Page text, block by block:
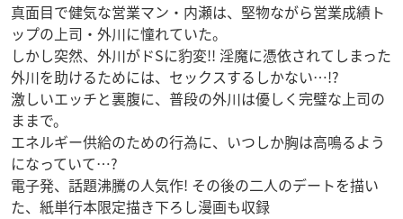
真面目で健気な営業マン・内瀬は、堅物ながら営業成績ト
ップの上司・外川に憧れていた。
しかし突然、外川がドSに豹変!! 淫魔に憑依されてしまった
外川を助けるためには、セックスするしかない…!?
激しいエッチと裏腹に、普段の外川は優しく完璧な上司の
ままで。
エネルギー供給のための行為に、いつしか胸は高鳴るよう
になっていて…?
電子発、話題沸騰の人気作! その後の二人のデートを描い
た、紙単行本限定描き下ろし漫画も収録